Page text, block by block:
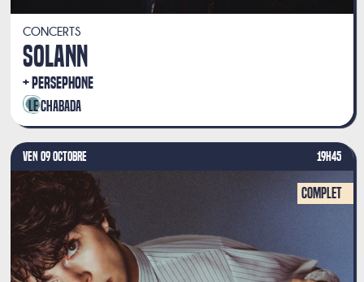
CONCERTS
SOLANN
PERSEPHONE
Le Chabada
VEN 09 OCTOBRE 19H45
Complet